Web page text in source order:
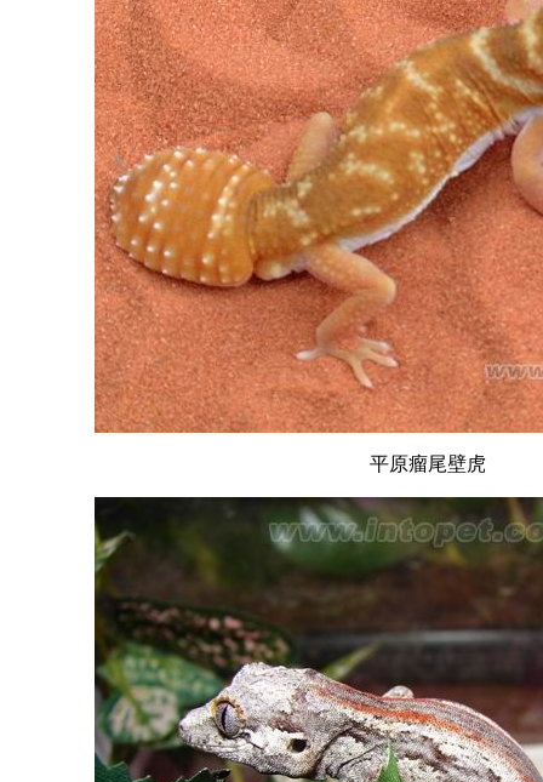
平原瘤尾壁虎